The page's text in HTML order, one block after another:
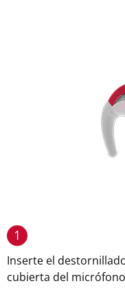
1
Inserte el
cubierta del